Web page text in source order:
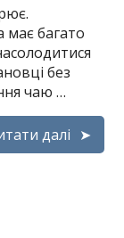
має багато
без
чаю …
далі